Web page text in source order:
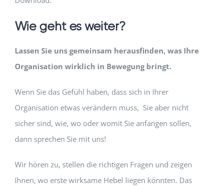
Wie geht es weiter?
Lassen Sie uns gemeinsam herausfinden, was Ihre
Organisation wirklich in Bewegung bringt.
Wenn Sie das Gefühl haben, dass sich in Ihrer
Organisation etwas verändern muss, Sie aber nicht
sicher sind, wie, wo oder womit Sie anfangen sollen,
dann sprechen Sie mit uns!
Wir hören zu, stellen die richtigen Fragen und zeigen
Ihnen, wo erste wirksame Hebel liegen könnten. Das